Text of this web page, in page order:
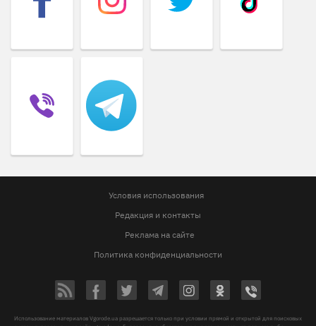
Условия использования
Редакция и контакты
Реклама на сайте
Политика конфиденциальности
Использование материалов Vgorode.ua разрешается только при условии прямой и открытой для поисковых